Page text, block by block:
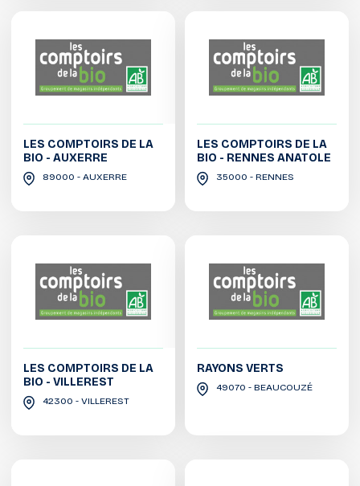
LES COMPTOIRS DE LA
BIO - AUXERRE
89000 - AUXERRE
LES COMPTOIRS DE LA
BIO - RENNES ANATOLE
35000 - RENNES
LES COMPTOIRS DE LA
BIO - VILLEREST
42300 - VILLEREST
RAYONS VERTS
49070 - BEAUCOUZÉ